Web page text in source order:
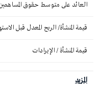
العائد على متوسط حقوق المساهمين (%)
قيمة المنشأة/ الربح المعدل قبل
قيمة المنشأة / الإيرادات
المزيد